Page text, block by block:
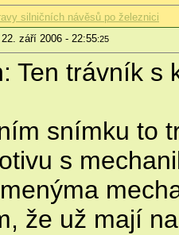
silničních návěsů po železnici
září 2006 - 22:55:25
Ten trávník s
snímku to
s
že už mají